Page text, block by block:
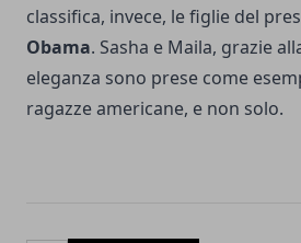
classifica, invece, le figlie del
Obama. Sasha e Maila, grazie
eleganza sono prese come
ragazze americane, e non solo.